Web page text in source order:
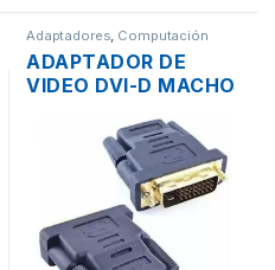
Adaptadores, Computación
ADAPTADOR DE
VIDEO DVI-D MACHO
HEMBRA 19 PINES
FULL HD 1080P